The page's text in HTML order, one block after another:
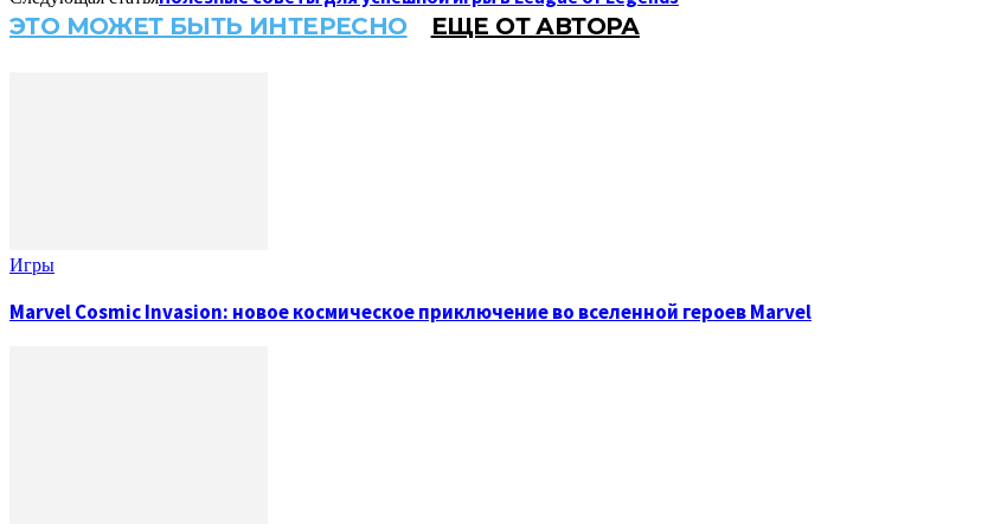
ЭТО МОЖЕТ БЫТЬ ИНТЕРЕСНО ЕЩЕ ОТ АВТОРА
Игры
Marvel Cosmic Invasion: новое космическое приключение во вселенной героев Marvel